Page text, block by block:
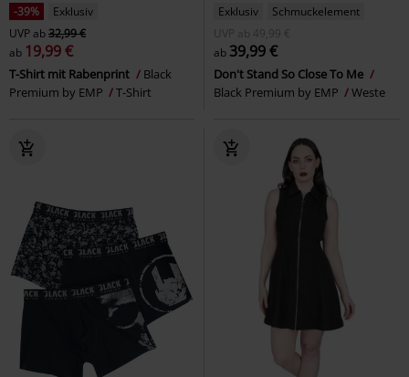
-39%
Exklusiv
UVPab32,99 €
ab 19,99 €
T-Shirt mit Rabenprint
Black
Premium by EMP
T-Shirt
Exklusiv
Schmuckelement
UVP
ab
49,99 €
ab 39,99 €
Don't Stand So Close To Me
Black Premium by EMP
Weste